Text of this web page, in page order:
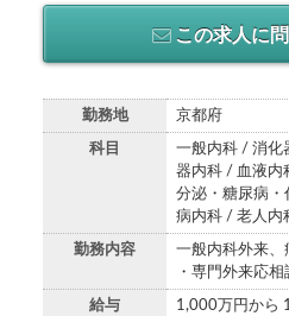
この求人に
勤務地 京都府
科目
一般内科 / 消化
器内科 / 血液内
分泌・糖尿病・
病内科 / 老人内
勤務内容
一般内科外来、
・専門外来応相
給与 1,000万円から